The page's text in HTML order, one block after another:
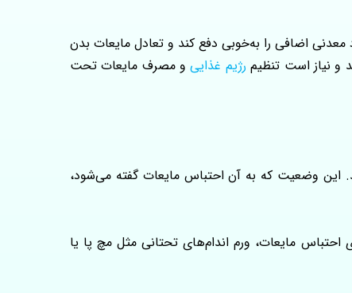
اضافی را به‌خوبی دفع کند و تعادل مایعات بدن
و نیاز است تنظیمرژیم غذاییو مصرف مایعات تحت
این وضعیت که به آن احتباس مایعات گفته می‌شود،
مایعات، ورم اندام‌های تحتانی مثل مچ پا یا